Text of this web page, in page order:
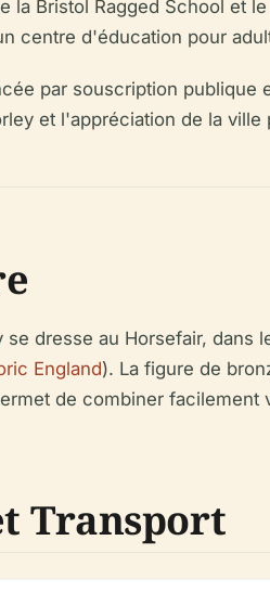
Bristol Ragged School et
centre d'éducation pour
par souscription
et l'appréciation de la
se dresse au Horsefair,
England). La figure de
de combiner
Transport